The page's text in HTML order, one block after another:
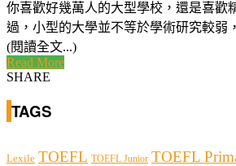
你喜歡好幾萬人的大型學校，還是喜歡
過，小型的大學並不等於學術研究較弱
(閱讀全文...)
Read More
SHARE
TAGS
Lexile TOEFL TOEFL Junior TOEFL